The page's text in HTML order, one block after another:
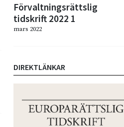
Förvaltningsrättslig
tidskrift 2022 1
mars 2022
DIREKTLÄNKAR